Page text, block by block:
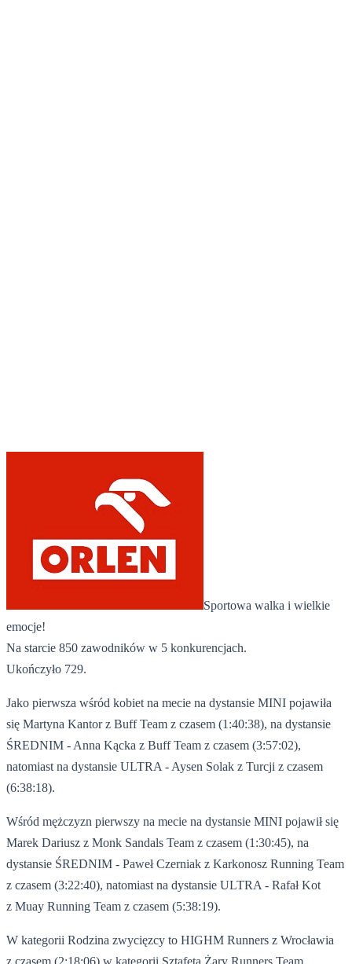
Sportowa walka i wielkie
emocje!
Na starcie 850 zawodników w 5 konkurencjach.
Ukończyło 729.
Jako pierwsza wśród kobiet na mecie na dystansie MINI pojawiła
się Martyna Kantor z Buff Team z czasem (1:40:38), na dystansie
ŚREDNIM - Anna Kącka z Buff Team z czasem (3:57:02),
natomiast na dystansie ULTRA - Aysen Solak z Turcji z czasem
(6:38:18).
Wśród mężczyzn pierwszy na mecie na dystansie MINI pojawił się
Marek Dariusz z Monk Sandals Team z czasem (1:30:45), na
dystansie ŚREDNIM - Paweł Czerniak z Karkonosz Running Team
z czasem (3:22:40), natomiast na dystansie ULTRA - Rafał Kot
z Muay Running Team z czasem (5:38:19).
W kategorii Rodzina zwycięzcy to HIGHM Runners z Wrocławia
z czasem (2:18:06),w kategorii Sztafeta Żary Runners Team